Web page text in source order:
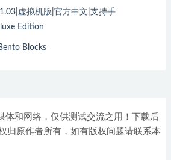
虚拟机版|官方中文|支持手
Edition
Blocks
体和网络，仅供测试交流之用！下载后
归原作者所有，如有版权问题请联系本